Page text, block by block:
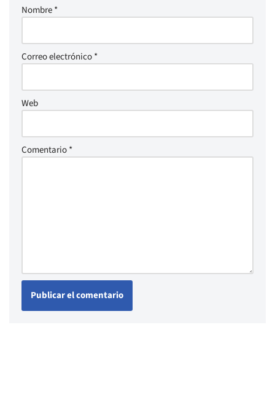
Nombre*
Correo electrónico*
Web
Comentario*